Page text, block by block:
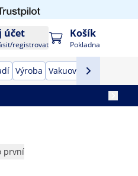
účet
registrovat
Košík
Pokladna
Výroba Vakuovačky
první